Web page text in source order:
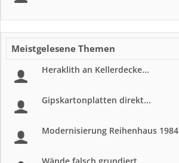
Meistgelesene Themen
Heraklith an Kellerdecke...
Gipskartonplatten direkt...
Modernisierung Reihenhaus 1984